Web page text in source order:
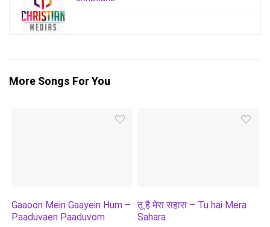
More Songs For You
Gaaoon Mein Gaayein Hum –
Paaduvaen Paaduvom
तू है मेरा सहारा – Tu hai Mera
Sahara